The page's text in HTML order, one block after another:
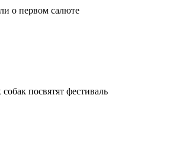
о первом салюте
посвятят фестиваль